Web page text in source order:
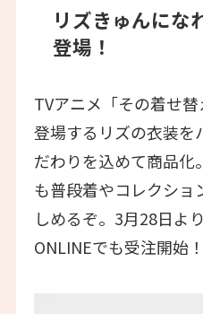
リズきゅんにな
登場！
TVアニメ「その着せ
登場するリズの衣装
だわりを込めて商品化
も普段着やコレクショ
しめるぞ。3月28日よ
ONLINEでも受注開始！